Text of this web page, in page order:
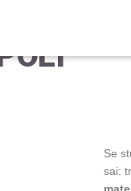
Se
sai: